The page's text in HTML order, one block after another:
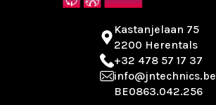
Kastanjelaan 75
2200 Herentals
+32 478 57 17 37
info@jntechnics.be
BE0863.042.256